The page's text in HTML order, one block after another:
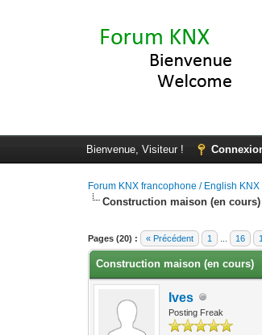
Bienvenue, Visiteur !
Forum KNX francophone / English KNX
Construction maison (en cours)
Pages (20) : « Précédent 1 16
Moyenne : 0 (0 vote(s))
1
2
3
4
5
Construction maison (en cours)
Ives
Posting Freak